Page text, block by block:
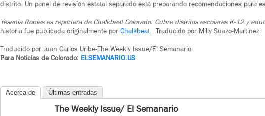
distrito. Un panel de revisión estatal separado está preparando recomendaciones para
Yesenia Robles es reportera de Chalkbeat Colorado. Cubre distritos escolares K-12 y
historia fue publicada originalmente por Chalkbeat. Traducido por Milly Suazo-Martinez.
Traducido por Juan Carlos Uribe-The Weekly Issue/El Semanario.
Para Noticias de Colorado: ELSEMANARIO.US
Acerca de Últimas entradas
The Weekly Issue/ El Semanario